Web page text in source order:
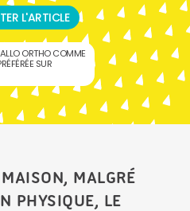
L'ARTICLE
ORTHO COMME
SUR
MALGRÉ
PHYSIQUE, LE